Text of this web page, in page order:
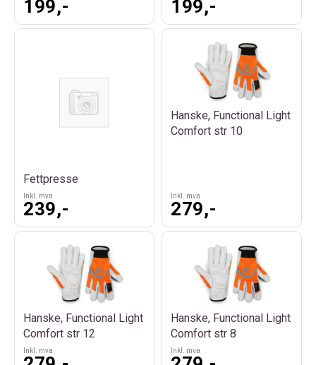
199,- 199,-
Fettpresse
Inkl. mva
239,-
Hanske, Functional Light
Comfort str 10
Inkl. mva
279,-
Hanske, Functional Light
Comfort str 12
Inkl. mva
Hanske, Functional Light
Comfort str 8
Inkl. mva